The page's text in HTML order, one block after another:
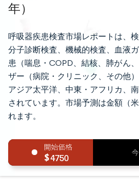
年）
呼吸器疾患検査市場レポートは、
分子診断検査、機械的検査、血液
患（喘息・COPD、結核、肺がん
ザー（病院・クリニック、その他
アジア太平洋、中東・アフリカ、
されています。市場予測は金額（
れます。
4750